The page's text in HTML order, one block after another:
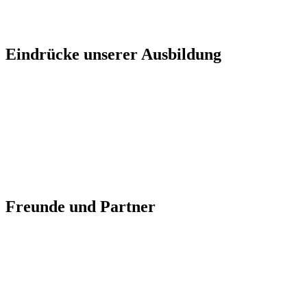
Eindrücke unserer Ausbildung
Freunde und Partner